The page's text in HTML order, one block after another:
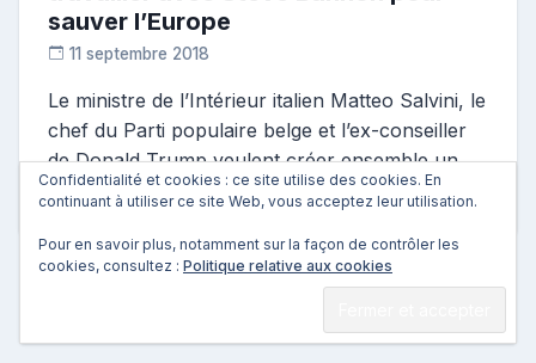
sauver l’Europe
11 septembre 2018
o
n
t
r
i
u
t
Le ministre de l’Intérieur italien Matteo Salvini, le
chef du Parti populaire belge et l’ex-conseiller
de Donald Trump veulent créer ensemble un
grand mouvement populiste […]
Confidentialité et cookies : ce site utilise des cookies. En
continuant à utiliser ce site Web, vous acceptez leur utilisation.
Pour en savoir plus, notamment sur la façon de contrôler les
cookies, consultez : Politique relative aux cookies